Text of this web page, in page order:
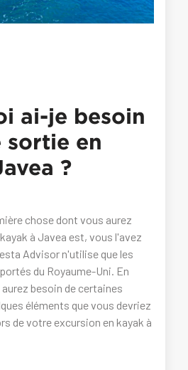
ai-je besoin
sortie en
?
chose dont vous aurez
à Javea est, vous l'avez
Advisor n'utilise que les
du Royaume-Uni. En
besoin de certaines
éléments que vous devriez
de votre excursion en kayak à